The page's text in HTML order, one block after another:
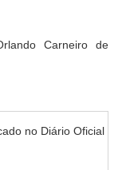
Carneiro de
no Diário Oficial